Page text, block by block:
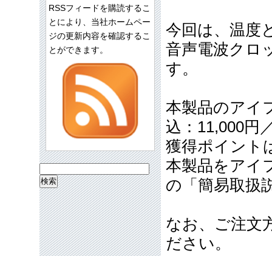
今回は、温度
音声電波クロ
す。
本製品のアイ
込：11,000円
獲得ポイント
本製品をアイ
の「簡易取扱
なお、ご注文
ださい。
RSSフィードを購読するこ
とにより、当社ホームペー
ジの更新内容を確認するこ
とができます。
索: